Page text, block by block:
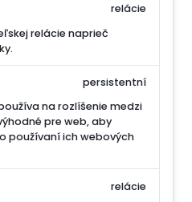
relácie naprieč
relácie
na rozlíšenie medzi
pre web, aby
používaní ich webových
persistentní
relácie